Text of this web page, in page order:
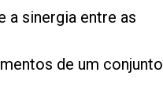
a sinergia entre as
de um conjunto